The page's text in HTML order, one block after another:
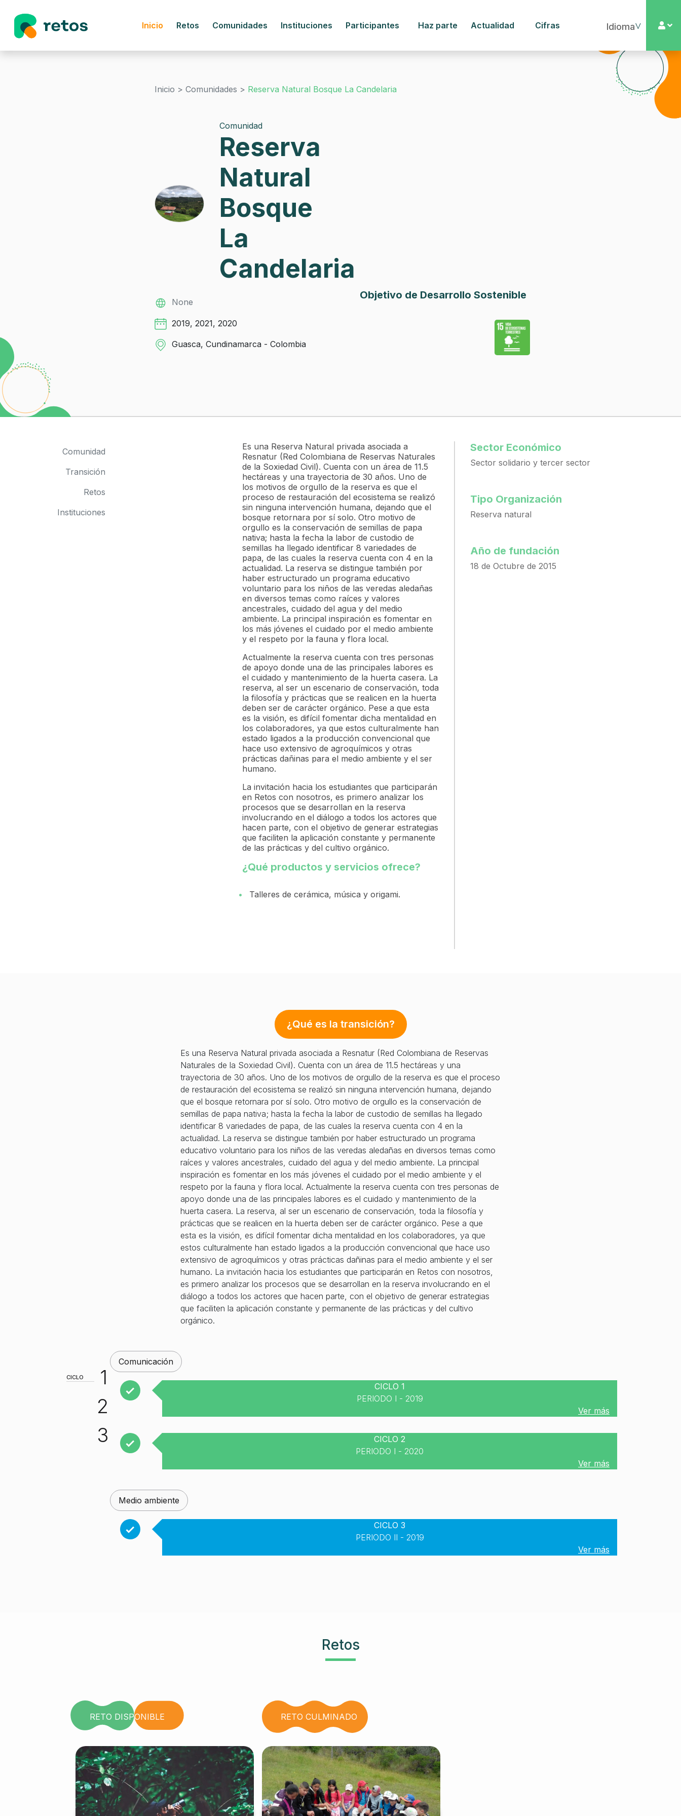
Inicio Retos Comunidades Instituciones Participantes Haz parte Actualidad Cifras ▼
Inicio >Comunidades > Reserva Natural Bosque La Candelaria
Comunidad
Reserva
Natural
Bosque
La
Candelaria
None
2019, 2021, 2020
Guasca, Cundinamarca - Colombia
Objetivo de Desarrollo Sostenible
Comunidad
Transición
Retos
Instituciones
Es una Reserva Natural privada asociada a
Resnatur (Red Colombiana de Reservas Naturales
de la Soxiedad Civil). Cuenta con un área de 11.5
hectáreas y una trayectoria de 30 años. Uno de
los motivos de orgullo de la reserva es que el
proceso de restauración del ecosistema se realizó
sin ninguna intervención humana, dejando que el
bosque retornara por sí solo. Otro motivo de
orgullo es la conservación de semillas de papa
nativa; hasta la fecha la labor de custodio de
semillas ha llegado identificar 8 variedades de
papa, de las cuales la reserva cuenta con 4 en la
actualidad. La reserva se distingue también por
haber estructurado un programa educativo
voluntario para los niños de las veredas aledañas
en diversos temas como raíces y valores
ancestrales, cuidado del agua y del medio
ambiente. La principal inspiración es fomentar en
los más jóvenes el cuidado por el medio ambiente
y el respeto por la fauna y flora local.
Actualmente la reserva cuenta con tres personas
de apoyo donde una de las principales labores es
el cuidado y mantenimiento de la huerta casera. La
reserva, al ser un escenario de conservación, toda
la filosofía y prácticas que se realicen en la huerta
deben ser de carácter orgánico. Pese a que esta
es la visión, es difícil fomentar dicha mentalidad en
los colaboradores, ya que estos culturalmente han
estado ligados a la producción convencional que
hace uso extensivo de agroquímicos y otras
prácticas dañinas para el medio ambiente y el ser
humano.
La invitación hacia los estudiantes que participarán
en Retos con nosotros, es primero analizar los
procesos que se desarrollan en la reserva
involucrando en el diálogo a todos los actores que
hacen parte, con el objetivo de generar estrategias
que faciliten la aplicación constante y permanente
de las prácticas y del cultivo orgánico.
¿Qué productos y servicios ofrece?
Talleres de cerámica, música y origami.
Sector Económico
Sector solidario y tercer sector
Tipo Organización
Reserva natural
Año de fundación
18 de Octubre de 2015
¿Qué es la transición?
Es una Reserva Natural privada asociada a Resnatur (Red Colombiana de Reservas
Naturales de la Soxiedad Civil). Cuenta con un área de 11.5 hectáreas y una
trayectoria de 30 años. Uno de los motivos de orgullo de la reserva es que el proceso
de restauración del ecosistema se realizó sin ninguna intervención humana, dejando
que el bosque retornara por sí solo. Otro motivo de orgullo es la conservación de
semillas de papa nativa; hasta la fecha la labor de custodio de semillas ha llegado
identificar 8 variedades de papa, de las cuales la reserva cuenta con 4 en la
actualidad. La reserva se distingue también por haber estructurado un programa
educativo voluntario para los niños de las veredas aledañas en diversos temas como
raíces y valores ancestrales, cuidado del agua y del medio ambiente. La principal
inspiración es fomentar en los más jóvenes el cuidado por el medio ambiente y el
respeto por la fauna y flora local. Actualmente la reserva cuenta con tres personas de
apoyo donde una de las principales labores es el cuidado y mantenimiento de la
huerta casera. La reserva, al ser un escenario de conservación, toda la filosofía y
prácticas que se realicen en la huerta deben ser de carácter orgánico. Pese a que
esta es la visión, es difícil fomentar dicha mentalidad en los colaboradores, ya que
estos culturalmente han estado ligados a la producción convencional que hace uso
extensivo de agroquímicos y otras prácticas dañinas para el medio ambiente y el ser
humano. La invitación hacia los estudiantes que participarán en Retos con nosotros,
es primero analizar los procesos que se desarrollan en la reserva involucrando en el
diálogo a todos los actores que hacen parte, con el objetivo de generar estrategias
que faciliten la aplicación constante y permanente de las prácticas y del cultivo
orgánico.
CICLO
1
2
3
Comunicación
CICLO 1
PERIODO I - 2019
Ver más
CICLO 2
PERIODO I - 2020
Ver más
Medio ambiente
CICLO 3
PERIODO II - 2019
Ver más
Retos
RETO DISPONIBLE RETO CULMINADO